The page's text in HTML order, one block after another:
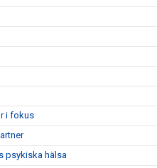
i fokus
psykiska hälsa